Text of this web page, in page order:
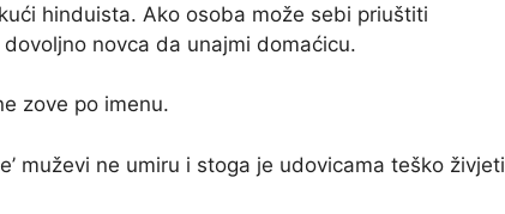
hinduista. Ako osoba može sebi priuštiti
novca da unajmi domaćicu.
zove po imenu.
muževi ne umiru i stoga je udovicama teško živjeti